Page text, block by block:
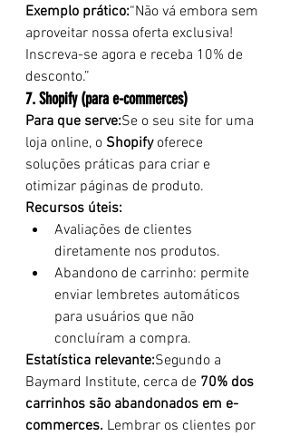
Exemplo prático:“Não vá embora sem
aproveitar nossa oferta exclusiva!
Inscreva-se agora e receba 10% de
desconto.”
7. Shopify (para e-commerces)
Para que serve:Se o seu site for uma
loja online, o Shopify oferece
soluções práticas para criar e
otimizar páginas de produto.
Recursos úteis:
Avaliações de clientes
diretamente nos produtos.
Abandono de carrinho: permite
enviar lembretes automáticos
para usuários que não
concluíram a compra.
Estatística relevante:Segundo a
Baymard Institute, cerca de 70% dos
carrinhos são abandonados em e-
commerces. Lembrar os clientes por